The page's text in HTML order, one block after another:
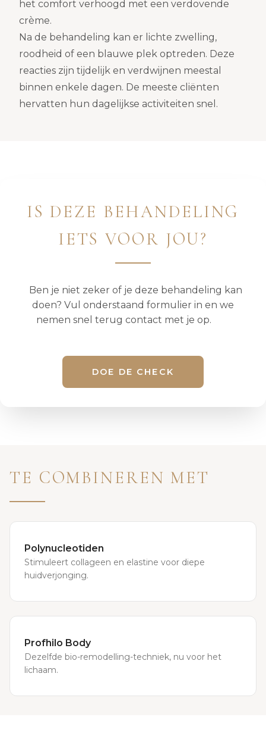
het comfort verhoogd met een verdovende
crème.
Na de behandeling kan er lichte zwelling,
roodheid of een blauwe plek optreden. Deze
reacties zijn tijdelijk en verdwijnen meestal
binnen enkele dagen. De meeste cliënten
hervatten hun dagelijkse activiteiten snel.
IS DEZE BEHANDELING
IETS VOOR JOU?
Ben je niet zeker of je deze behandeling kan
doen? Vul onderstaand formulier in en we
nemen snel terug contact met je op.
DOE DE CHECK
TE COMBINEREN MET
Polynucleotiden
Stimuleert collageen en elastine voor diepe
huidverjonging.
Profhilo Body
Dezelfde bio-remodelling-techniek, nu voor het
lichaam.